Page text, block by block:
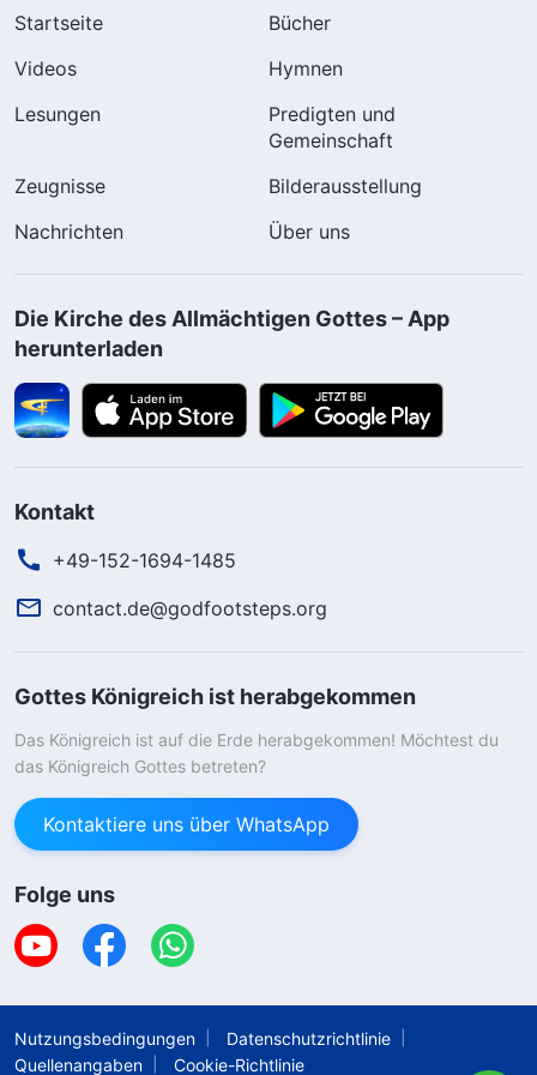
Startseite
Bücher
Videos
Hymnen
Lesungen
Predigten und
Gemeinschaft
Zeugnisse
Bilderausstellung
Nachrichten
Über uns
Die Kirche des Allmächtigen Gottes – App
herunterladen
Kontakt
+49-152-1694-1485
contact.de@godfootsteps.org
Gottes Königreich ist herabgekommen
Das Königreich ist auf die Erde herabgekommen! Möchtest du
das Königreich Gottes betreten?
Kontaktiere uns über WhatsApp
Folge uns
Nutzungsbedingungen
Datenschutzrichtlinie
Quellenangaben
Cookie-Richtlinie